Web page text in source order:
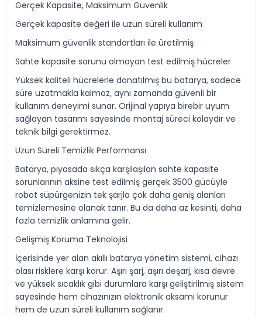
Gerçek Kapasite, Maksimum Güvenlik
Gerçek kapasite değeri ile uzun süreli kullanım
Maksimum güvenlik standartları ile üretilmiş
Sahte kapasite sorunu olmayan test edilmiş hücreler
Yüksek kaliteli hücrelerle donatılmış bu batarya, sadece
süre uzatmakla kalmaz, aynı zamanda güvenli bir
kullanım deneyimi sunar. Orijinal yapıya birebir uyum
sağlayan tasarımı sayesinde montaj süreci kolaydır ve
teknik bilgi gerektirmez.
Uzun Süreli Temizlik Performansı
Batarya, piyasada sıkça karşılaşılan sahte kapasite
sorunlarının aksine test edilmiş gerçek 3500 gücüyle
robot süpürgenizin tek şarjla çok daha geniş alanları
temizlemesine olanak tanır. Bu da daha az kesinti, daha
fazla temizlik anlamına gelir.
Gelişmiş Koruma Teknolojisi
İçerisinde yer alan akıllı batarya yönetim sistemi, cihazı
olası risklere karşı korur. Aşırı şarj, aşırı deşarj, kısa devre
ve yüksek sıcaklık gibi durumlara karşı geliştirilmiş sistem
sayesinde hem cihazınızın elektronik aksamı korunur
hem de uzun süreli kullanım sağlanır.